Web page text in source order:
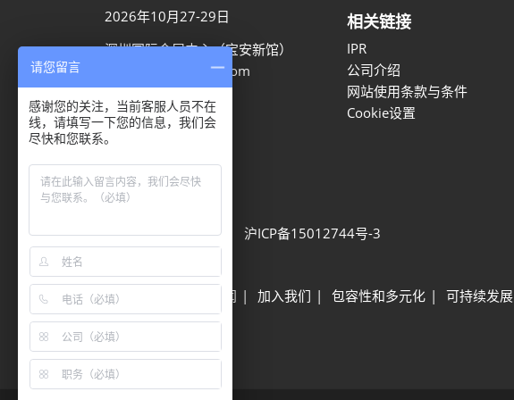
2026年10月27-29日
深圳国际会展中心（宝安新馆）
aaron.ye@rxglobal.com
021-2231 7259
相关链接
IPR
公司介绍
网站使用条款与条件
Cookie设置
隐私选项
隐私政策 Cookie政策
展会信息
可持续发展 网站地图 沪ICP备15012744号-3
其他励展展会 励展新闻 加入我们 包容性和多元化 可持续发展
请您留言
感谢您的关注，当前客服人员不在
线，请填写一下您的信息，我们会
尽快和您联系。